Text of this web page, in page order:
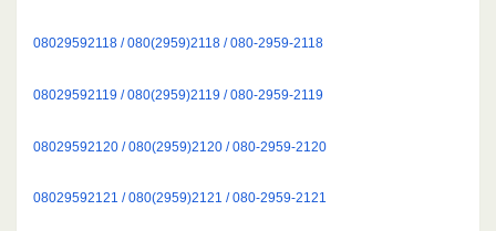
08029592118 / 080(2959)2118 / 080-2959-2118
08029592119 / 080(2959)2119 / 080-2959-2119
08029592120 / 080(2959)2120 / 080-2959-2120
08029592121 / 080(2959)2121 / 080-2959-2121